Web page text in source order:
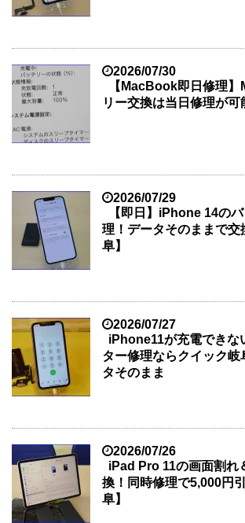
2026/07/30
【MacBook即日修理
リー交換は当日修理が可
2026/07/29
【即日】iPhone 14の
理！データそのままで交
阜】
2026/07/27
iPhone11が充電できな
ター修理ならクイック岐
タそのまま
2026/07/26
iPad Pro 11の画面割れ
換！同時修理で5,000円
阜】